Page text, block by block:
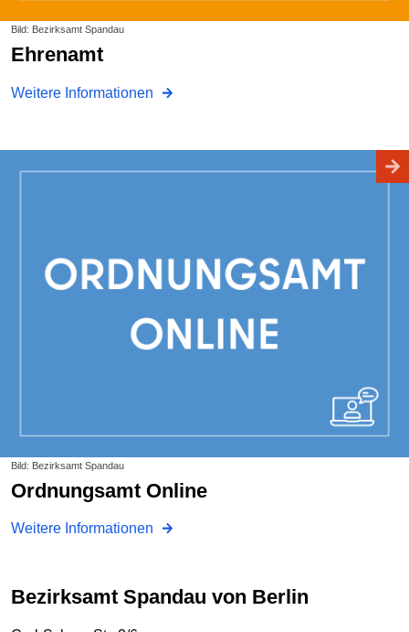
Bild: Bezirksamt Spandau
Ehrenamt
Weitere Informationen
Bild: Bezirksamt Spandau
Ordnungsamt Online
Weitere Informationen
Bezirksamt Spandau von Berlin